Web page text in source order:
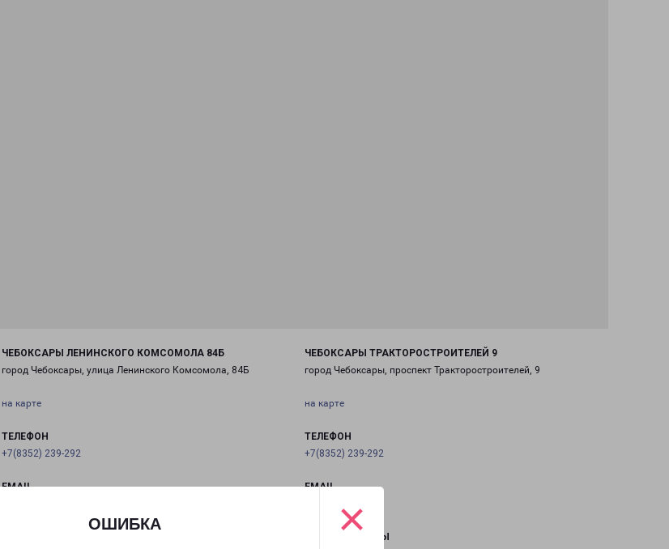
ОШИБКА ×
ЧЕБОКСАРЫ ЛЕНИНСКОГО КОМСОМОЛА 84Б
город Чебоксары, улица Ленинского Комсомола, 84Б
на карте
ТЕЛЕФОН
+7(8352) 239-292
EMAIL
ЧЕБОКСАРЫ ТРАКТОРОСТРОИТЕЛЕЙ 9
город Чебоксары, проспект Тракторостроителей, 9
на карте
ТЕЛЕФОН
+7(8352) 239-292
EMAIL
ГРАФИК РАБОТЫ